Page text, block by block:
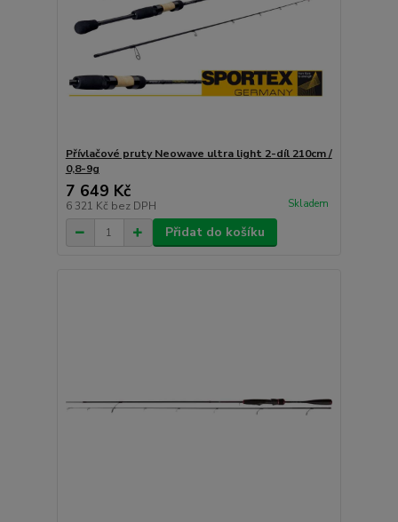
Přívlačové pruty Neowave ultra light 2-díl 210cm /
0,8-9g
7 649 Kč
6 321 Kč bez DPH Skladem
Přidat do košíku